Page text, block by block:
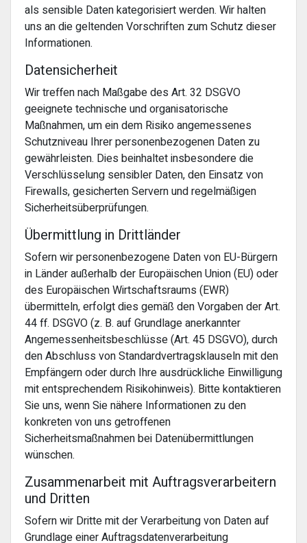
als sensible Daten kategorisiert werden. Wir halten
uns an die geltenden Vorschriften zum Schutz dieser
Informationen.
Datensicherheit
Wir treffen nach Maßgabe des Art. 32 DSGVO
geeignete technische und organisatorische
Maßnahmen, um ein dem Risiko angemessenes
Schutzniveau Ihrer personenbezogenen Daten zu
gewährleisten. Dies beinhaltet insbesondere die
Verschlüsselung sensibler Daten, den Einsatz von
Firewalls, gesicherten Servern und regelmäßigen
Sicherheitsüberprüfungen.
Übermittlung in Drittländer
Sofern wir personenbezogene Daten von EU-Bürgern
in Länder außerhalb der Europäischen Union (EU) oder
des Europäischen Wirtschaftsraums (EWR)
übermitteln, erfolgt dies gemäß den Vorgaben der Art.
44 ff. DSGVO (z. B. auf Grundlage anerkannter
Angemessenheitsbeschlüsse (Art. 45 DSGVO), durch
den Abschluss von Standardvertragsklauseln mit den
Empfängern oder durch Ihre ausdrückliche Einwilligung
mit entsprechendem Risikohinweis). Bitte kontaktieren
Sie uns, wenn Sie nähere Informationen zu den
konkreten von uns getroffenen
Sicherheitsmaßnahmen bei Datenübermittlungen
wünschen.
Zusammenarbeit mit Auftragsverarbeitern
und Dritten
Sofern wir Dritte mit der Verarbeitung von Daten auf
Grundlage einer Auftragsdatenverarbeitung